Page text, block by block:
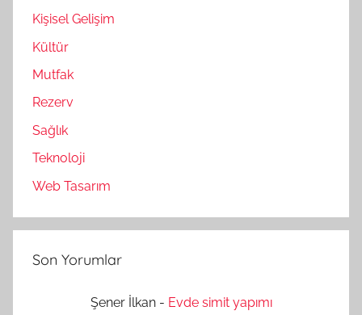
Kişisel Gelişim
Kültür
Mutfak
Rezerv
Sağlık
Teknoloji
Web Tasarım
Son Yorumlar
Şener İlkan - Evde simit yapımı